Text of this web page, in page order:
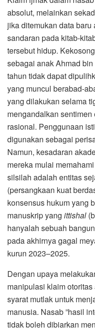
absolut, melainkan
jika ditemukan data
sandaran pada kitab-
tersebut hidup.
sebagai anak Ahmad
tahun tidak dapat
yang muncul berabad-
yang dilakukan selama
mengandalkan
rasional. Penggunaan
digunakan sebagai
Namun, kesadaran
mereka mulai
silsilah adalah entitas
(persangkaan kuat
konsensus hukum yang
manuskrip yang ittishal
hanyalah sebuah
pada akhirnya gagal
kurun 2023–2025.
Dengan upaya
manipulasi klaim
syarat mutlak untuk
manusia. Nasab ”hasil
tidak boleh dibiarkan